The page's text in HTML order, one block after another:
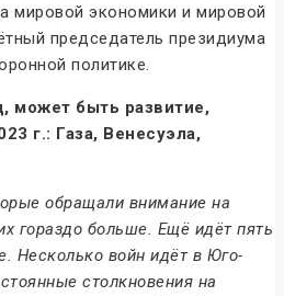
мировой экономики и мировой
председатель президиума
политике.
может быть развитие,
г.: Газа, Венесуэла,
обращали внимание на
гораздо больше. Ещё идёт пять
Несколько войн идёт в Юго-
столкновения на